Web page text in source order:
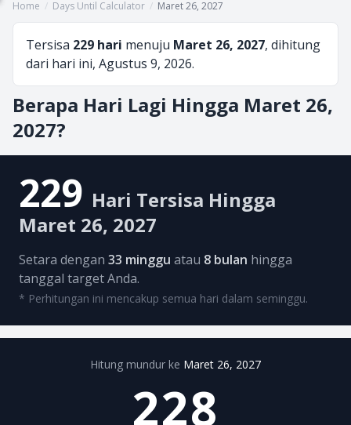
Home / Days Until Calculator / Maret 26, 2027
Tersisa 229 hari menuju Maret 26, 2027, dihitung
dari hari ini, Agustus 9, 2026.
Berapa Hari Lagi Hingga Maret 26,
2027?
229 Hari Tersisa Hingga
Maret 26, 2027
Setara dengan 33 minggu atau 8 bulan hingga
tanggal target Anda.
* Perhitungan ini mencakup semua hari dalam seminggu.
Hitung mundur ke Maret 26, 2027
228